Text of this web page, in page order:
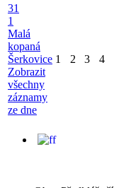
31
1
Malá
kopaná
Šerkovice
Zobrazit
všechny
záznamy
ze dne
1 2 3 4